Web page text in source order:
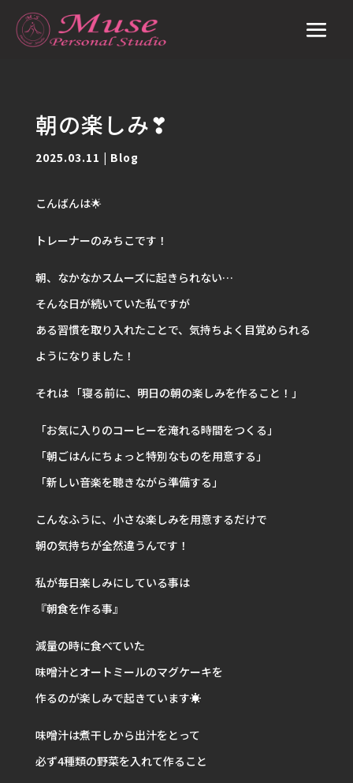
朝の楽しみ❣
2025.03.11 | Blog
こんばんは🌟
トレーナーのみちこです！
朝、なかなかスムーズに起きられない…
そんな日が続いていた私ですが
ある習慣を取り入れたことで、気持ちよく目覚められる
ようになりました！
それは 「寝る前に、明日の朝の楽しみを作ること！」
「お気に入りのコーヒーを淹れる時間をつくる」
「朝ごはんにちょっと特別なものを用意する」
「新しい音楽を聴きながら準備する」
こんなふうに、小さな楽しみを用意するだけで
朝の気持ちが全然違うんです！
私が毎日楽しみにしている事は
『朝食を作る事』
減量の時に食べていた
味噌汁とオートミールのマグケーキを
作るのが楽しみで起きています☀️
味噌汁は煮干しから出汁をとって
必ず4種類の野菜を入れて作ること